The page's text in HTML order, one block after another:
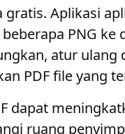
Aplikasi
PNG ke
atur ulang
PDF file yang
dapat
ruang